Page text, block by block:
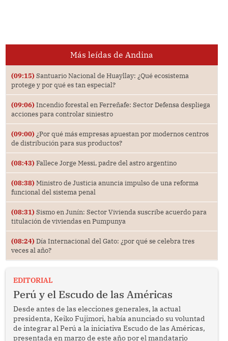
Más leídas de Andina
(09:15) Santuario Nacional de Huayllay: ¿Qué ecosistema
protege y por qué es tan especial?
(09:06) Incendio forestal en Ferreñafe: Sector Defensa despliega
acciones para controlar siniestro
(09:00) ¿Por qué más empresas apuestan por modernos centros
de distribución para sus productos?
(08:43) Fallece Jorge Messi, padre del astro argentino
(08:38) Ministro de Justicia anuncia impulso de una reforma
funcional del sistema penal
(08:31) Sismo en Junín: Sector Vivienda suscribe acuerdo para
titulación de viviendas en Pumpunya
(08:24) Día Internacional del Gato: ¿por qué se celebra tres
veces al año?
EDITORIAL
Perú y el Escudo de las Américas
Desde antes de las elecciones generales, la actual
presidenta, Keiko Fujimori, había anunciado su voluntad
de integrar al Perú a la iniciativa Escudo de las Américas,
presentada en marzo de este año por el mandatario